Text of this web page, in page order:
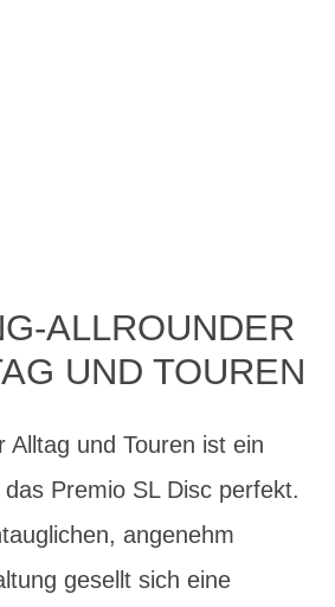
ALLROUNDER
UND TOUREN
Alltag und Touren ist ein
Premio SL Disc perfekt.
angenehm
gesellt sich eine